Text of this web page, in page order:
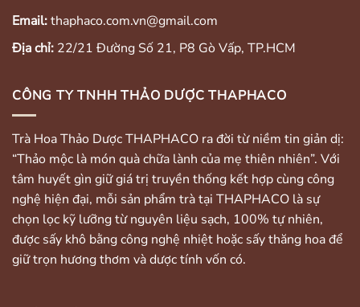
Email:thaphaco.com.vn@gmail.com
Địa chỉ: 22/21 Đường Số 21, P8 Gò Vấp, TP.HCM
CÔNG TY TNHH THẢO DƯỢC THAPHACO
Trà Hoa Thảo Dược THAPHACO ra đời từ niềm tin giản dị:
“Thảo mộc là món quà chữa lành của mẹ thiên nhiên”. Với
tâm huyết gìn giữ giá trị truyền thống kết hợp cùng công
nghệ hiện đại, mỗi sản phẩm trà tại THAPHACO là sự
chọn lọc kỹ lưỡng từ nguyên liệu sạch, 100% tự nhiên,
được sấy khô bằng công nghệ nhiệt hoặc sấy thăng hoa để
giữ trọn hương thơm và dược tính vốn có.